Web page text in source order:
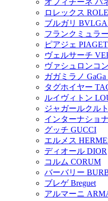
ロレックス
ブルガリ
フランクミュラ
ピアジェ PIAGET
ヴェルサーチ
ヴァシュロンコ
ガガミラノ GaGa
タグホイヤー
ルイヴィトン
ジャガールクル
インターナショ
グッチ GUCCI
エルメス
ディオール DIOR
コルム CORUM
バーバリー
ブレゲ Breguet
アルマーニ